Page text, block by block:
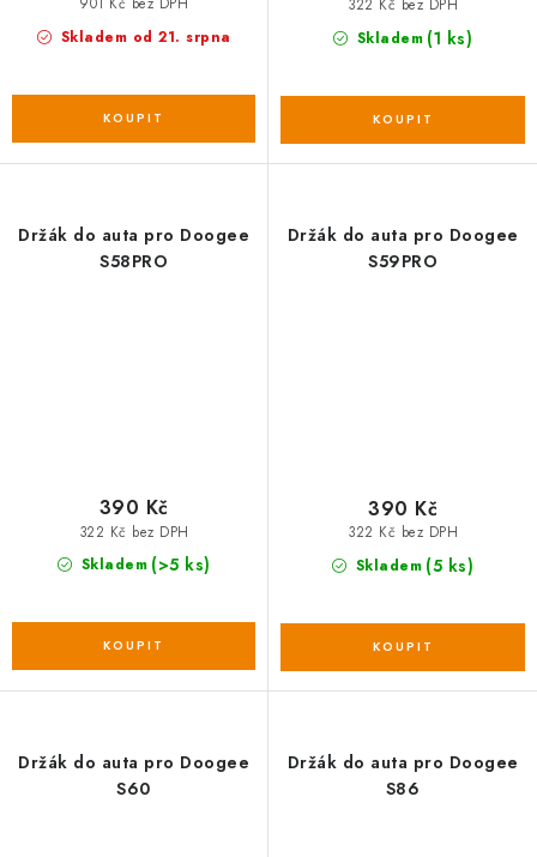
Skladem od 21. srpna
901 Kč bez DPH
Skladem (1 ks)
322 Kč bez DPH
Držák do auta pro Doogee
S58PRO
Skladem (>5 ks)
322 Kč bez DPH
390 Kč
Držák do auta pro Doogee
S59PRO
Skladem (5 ks)
322 Kč bez DPH
390 Kč
Držák do auta pro Doogee
S60
Držák do auta pro Doogee
S86